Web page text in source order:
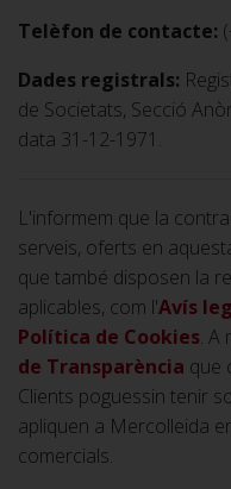
Telèfon de contacte:
Dades registrals:
de Societats, Secció
data 31-12-1971.
L'informem que la
serveis, oferts en
que també disposen la
aplicables, com l'Avís
Política de Cookies. A
de Transparència que
Clients poguessin tenir
apliquen a Mercolleida
comercials.